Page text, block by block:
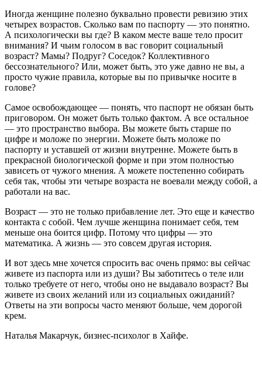
Иногда женщине полезно буквально провести ревизию этих
четырех возрастов. Сколько вам по паспорту — это понятно.
А психологически вы где? В каком месте ваше тело просит
внимания? И чьим голосом в вас говорит социальный
возраст? Мамы? Подруг? Соседок? Коллективного
бессознательного? Или, может быть, это уже давно не вы, а
просто чужие правила, которые вы по привычке носите в
голове?
Самое освобождающее — понять, что паспорт не обязан быть
приговором. Он может быть только фактом. А все остальное
— это пространство выбора. Вы можете быть старше по
цифре и моложе по энергии. Можете быть моложе по
паспорту и уставшей от жизни внутренне. Можете быть в
прекрасной биологической форме и при этом полностью
зависеть от чужого мнения. А можете постепенно собирать
себя так, чтобы эти четыре возраста не воевали между собой, а
работали на вас.
Возраст — это не только прибавление лет. Это еще и качество
контакта с собой. Чем лучше женщина понимает себя, тем
меньше она боится цифр. Потому что цифры — это
математика. А жизнь — это совсем другая история.
И вот здесь мне хочется спросить вас очень прямо: вы сейчас
живете из паспорта или из души? Вы заботитесь о теле или
только требуете от него, чтобы оно не выдавало возраст? Вы
живете из своих желаний или из социальных ожиданий?
Ответы на эти вопросы часто меняют больше, чем дорогой
крем.
Наталья Макарчук, бизнес-психолог в Хайфе.